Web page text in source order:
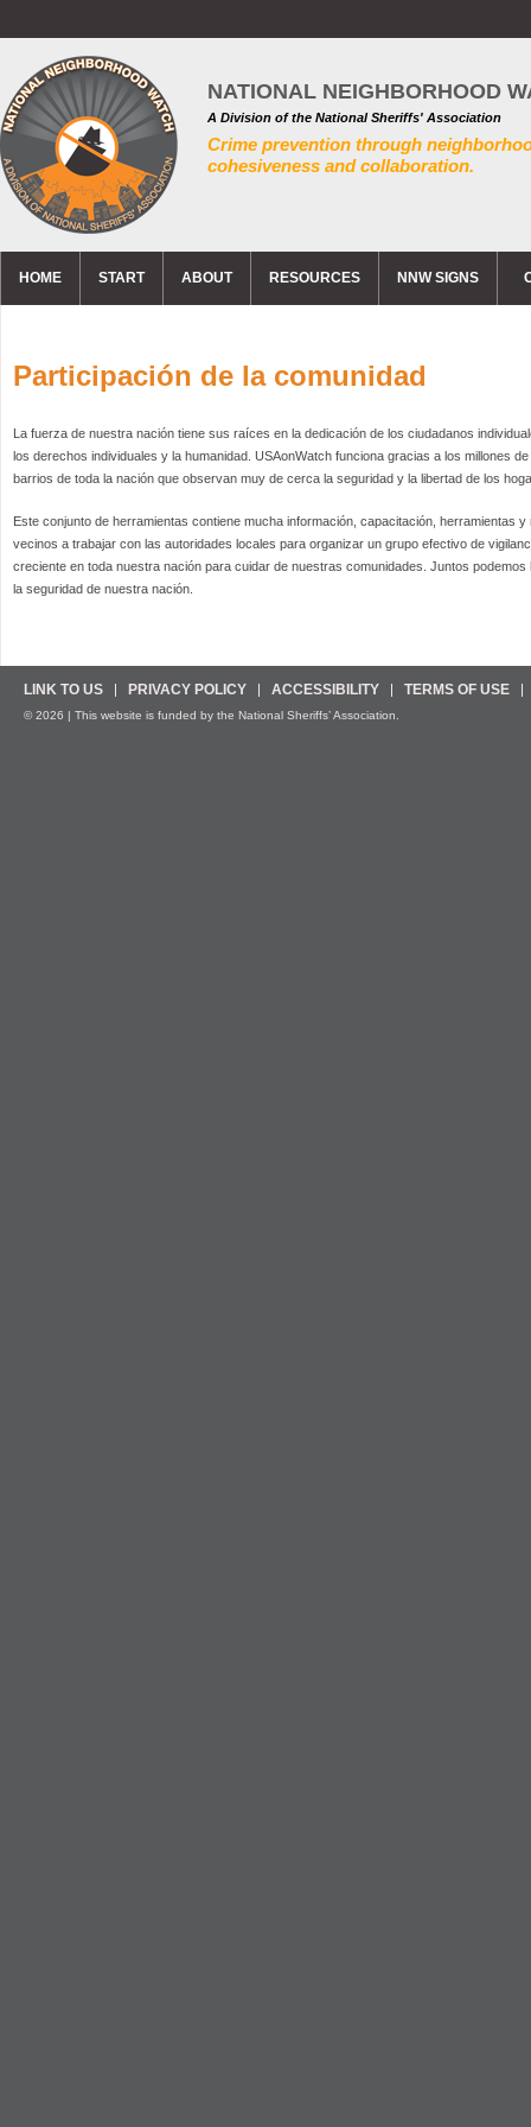
NATIONAL NEIGHBORHOOD
A Division of the National Sheriffs' Association
Crime prevention through
cohesiveness and collaboration.
HOME START ABOUT RESOURCES NNW SIGNS
Participación de la comunidad
La fuerza de nuestra nación tiene sus raíces en la dedicación de los ciudadanos
los derechos individuales y la humanidad. USAonWatch funciona gracias a los millones
barrios de toda la nación que observan muy de cerca la seguridad y la libertad de los
Este conjunto de herramientas contiene mucha información, capacitación, herramientas
vecinos a trabajar con las autoridades locales para organizar un grupo efectivo de
creciente en toda nuestra nación para cuidar de nuestras comunidades. Juntos
la seguridad de nuestra nación.
LINK TO US PRIVACY POLICY ACCESSIBILITY TERMS OF USE
© 2026 | This website is funded by the National Sheriffs’ Association.